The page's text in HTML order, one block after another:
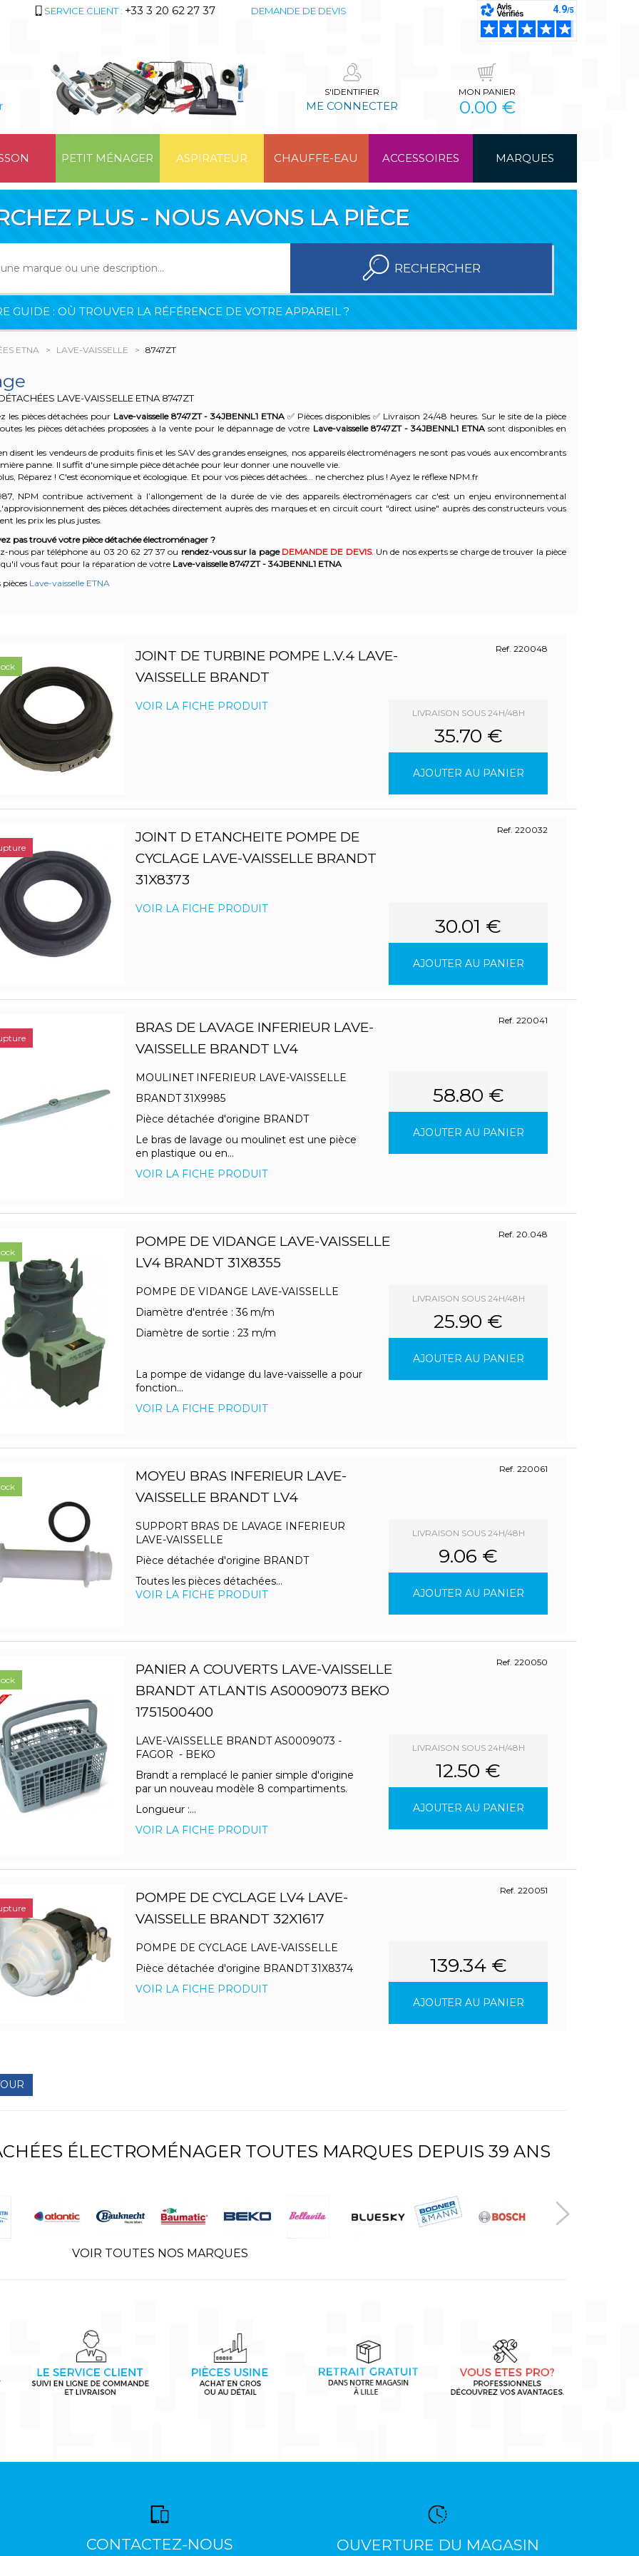
SERVICE CLIENT : +33 3 20 62 27 37 DEMANDE DE DEVIS
S'IDENTIFIER
ME CONNECTER
MON PANIER
0.00 €
PETIT MÉNAGER ASPIRATEUR CHAUFFE-EAU ACCESSOIRES MARQUES
PLUS - NOUS AVONS LA PIÈCE
RECHERCHER
GUIDE : OÙ TROUVER LA RÉFÉRENCE DE VOTRE APPAREIL ?
ETNA LAVE-VAISSELLE 8747ZT
LAVE-VAISSELLE ETNA 8747ZT
les pièces détachées pour Lave-vaisselle 8747ZT - 34JBENNL1 ETNA ✅ Pièces disponibles ✅ Livraison 24/48 heures. Sur le site de la pièce
les pièces détachées proposées à la vente pour le dépannage de votre Lave-vaisselle 8747ZT - 34JBENNL1 ETNAsont disponibles en
disent les vendeurs de produits finis et les SAV des grandes enseignes, nos appareils électroménagers ne sont pas voués aux encombrants
panne. Il suffit d'une simple pièce détachée pour leur donner une nouvelle vie.
Réparez ! C'est économique et écologique. Et pour vos pièces détachées... ne cherchez plus ! Ayez le réflexe NPM.fr
NPM contribue activement à l’allongement de la durée de vie des appareils électroménagers car c'est un enjeu environnemental
des pièces détachées directement auprès des marques et en circuit court "direct usine" auprès des constructeurs vous
les prix les plus justes.
pas trouvé votre pièce détachée électroménager ?
nous par téléphone au 03 20 62 27 37 ou rendez-vous sur la page DEMANDE DE DEVIS. Un de nos experts se charge de trouver la pièce
qu'il vous faut pour la réparation de votre Lave-vaisselle 8747ZT - 34JBENNL1 ETNA
pièces Lave-vaisselle ETNA
JOINT DE TURBINE POMPE L.V.4 LAVE-
VAISSELLE BRANDT
Ref. 220048
VOIR LA FICHE PRODUIT
LIVRAISON SOUS 24H/48H
35.70 €
AJOUTER AU PANIER
JOINT D ETANCHEITE POMPE DE
CYCLAGE LAVE-VAISSELLE BRANDT
31X8373
Ref. 220032
VOIR LA FICHE PRODUIT
30.01 €
AJOUTER AU PANIER
BRAS DE LAVAGE INFERIEUR LAVE-
VAISSELLE BRANDT LV4
Ref. 220041
MOULINET INFERIEUR LAVE-VAISSELLE
BRANDT 31X9985
Pièce détachée d'origine BRANDT
Le bras de lavage ou moulinet est une pièce
en plastique ou en...
VOIR LA FICHE PRODUIT
58.80 €
AJOUTER AU PANIER
POMPE DE VIDANGE LAVE-VAISSELLE
LV4 BRANDT 31X8355
Ref. 20.048
POMPE DE VIDANGE LAVE-VAISSELLE
Diamètre d'entrée : 36 m/m
Diamètre de sortie : 23 m/m
La pompe de vidange du lave-vaisselle a pour
fonction...
VOIR LA FICHE PRODUIT
LIVRAISON SOUS 24H/48H
25.90 €
AJOUTER AU PANIER
MOYEU BRAS INFERIEUR LAVE-
VAISSELLE BRANDT LV4
Ref. 220061
SUPPORT BRAS DE LAVAGE INFERIEUR
LAVE-VAISSELLE
Pièce détachée d'origine BRANDT
Toutes les pièces détachées...
VOIR LA FICHE PRODUIT
LIVRAISON SOUS 24H/48H
9.06 €
AJOUTER AU PANIER
PANIER A COUVERTS LAVE-VAISSELLE
BRANDT ATLANTIS AS0009073 BEKO
1751500400
Ref. 220050
LAVE-VAISSELLE BRANDT AS0009073 -
FAGOR - BEKO
Brandt a remplacé le panier simple d'origine
par un nouveau modèle 8 compartiments.
Longueur :...
VOIR LA FICHE PRODUIT
LIVRAISON SOUS 24H/48H
12.50 €
AJOUTER AU PANIER
POMPE DE CYCLAGE LV4 LAVE-
VAISSELLE BRANDT 32X1617
Ref. 220051
POMPE DE CYCLAGE LAVE-VAISSELLE
Pièce détachée d'origine BRANDT 31X8374
VOIR LA FICHE PRODUIT
139.34 €
AJOUTER AU PANIER
ÉLECTROMÉNAGER TOUTES MARQUES DEPUIS 39 ANS
VOIR TOUTES NOS MARQUES
CONTACTEZ-NOUS OUVERTURE DU MAGASIN